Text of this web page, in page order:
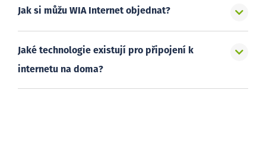
Jak si můžu WIA Internet objednat?
Jaké technologie existují pro připojení k
internetu na doma?